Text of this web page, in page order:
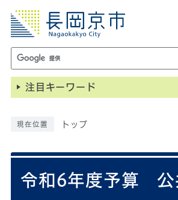
注目キーワード
現在位置 トップ
令和6年度予算 公